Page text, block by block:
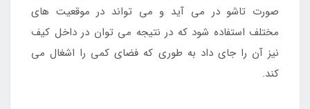
صورت تاشو در می آید و می تواند در موقعیت های
مختلف استفاده شود که در نتیجه می توان در داخل کیف
نیز آن را جای داد به طوری که فضای کمی را اشغال می
کند.